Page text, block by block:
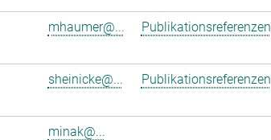
mhaumer@... Publikationsreferenzen
sheinicke@... Publikationsreferenzen
minak@...